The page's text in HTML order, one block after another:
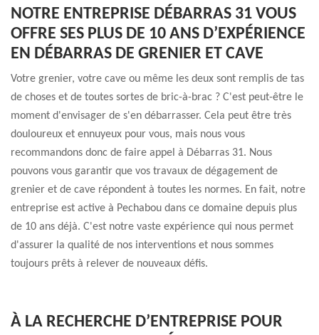
NOTRE ENTREPRISE DÉBARRAS 31 VOUS
OFFRE SES PLUS DE 10 ANS D’EXPÉRIENCE
EN DÉBARRAS DE GRENIER ET CAVE
Votre grenier, votre cave ou même les deux sont remplis de tas
de choses et de toutes sortes de bric-à-brac ? C'est peut-être le
moment d'envisager de s'en débarrasser. Cela peut être très
douloureux et ennuyeux pour vous, mais nous vous
recommandons donc de faire appel à Débarras 31. Nous
pouvons vous garantir que vos travaux de dégagement de
grenier et de cave répondent à toutes les normes. En fait, notre
entreprise est active à Pechabou dans ce domaine depuis plus
de 10 ans déjà. C'est notre vaste expérience qui nous permet
d'assurer la qualité de nos interventions et nous sommes
toujours prêts à relever de nouveaux défis.
À LA RECHERCHE D’ENTREPRISE POUR